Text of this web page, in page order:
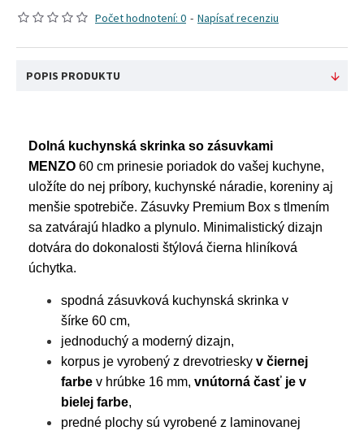
Počet hodnotení: 0 - Napísať recenziu
POPIS PRODUKTU
Dolná kuchynská skrinka so zásuvkami
MENZO 60 cm prinesie poriadok do vašej kuchyne,
uložíte do nej príbory, kuchynské náradie, koreniny aj
menšie spotrebiče. Zásuvky Premium Box s tlmením
sa zatvárajú hladko a plynulo. Minimalistický dizajn
dotvára do dokonalosti štýlová čierna hliníková
úchytka.
spodná zásuvková kuchynská skrinka v
šírke 60 cm,
jednoduchý a moderný dizajn,
korpus je vyrobený z drevotriesky v čiernej
farbe v hrúbke 16 mm, vnútorná časť je v
bielej farbe,
predné plochy sú vyrobené z laminovanej